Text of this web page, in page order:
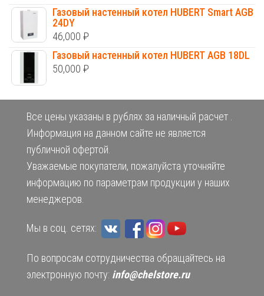
Газовый настенный котел HUBERT Smart AGB
24DY
46,000 ₽
Газовый настенный котел HUBERT AGB 18DL
50,000 ₽
Все цены указаны в рублях за наличный расчет .
Информация на данном сайте не является
публичной офертой.
Уважаемые покупатели, пожалуйста уточняйте
информацию по параметрам продукции у наших
менеджеров.
Мы в соц. сетях:
По вопросам сотрудничества обращайтесь на
электронную почту: info@chelstore.ru